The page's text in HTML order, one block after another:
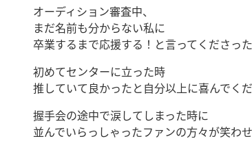
オーディション審査中、
まだ名前も分からない私に
卒業するまで応援する！と言ってくださっ
初めてセンターに立った時
推していて良かったと自分以上に喜んでく
握手会の途中で涙してしまった時に
並んでいらっしゃったファンの方々が笑わ